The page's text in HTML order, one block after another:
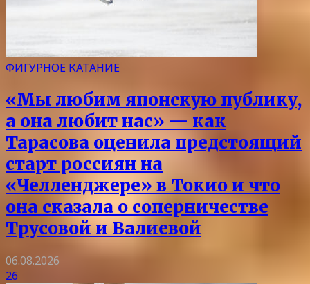
ФИГУРНОЕ КАТАНИЕ
«Мы любим японскую публику,
а она любит нас» — как
Тарасова оценила предстоящий
старт россиян на
«Челленджере» в Токио и что
она сказала о соперничестве
Трусовой и Валиевой
06.08.2026
26